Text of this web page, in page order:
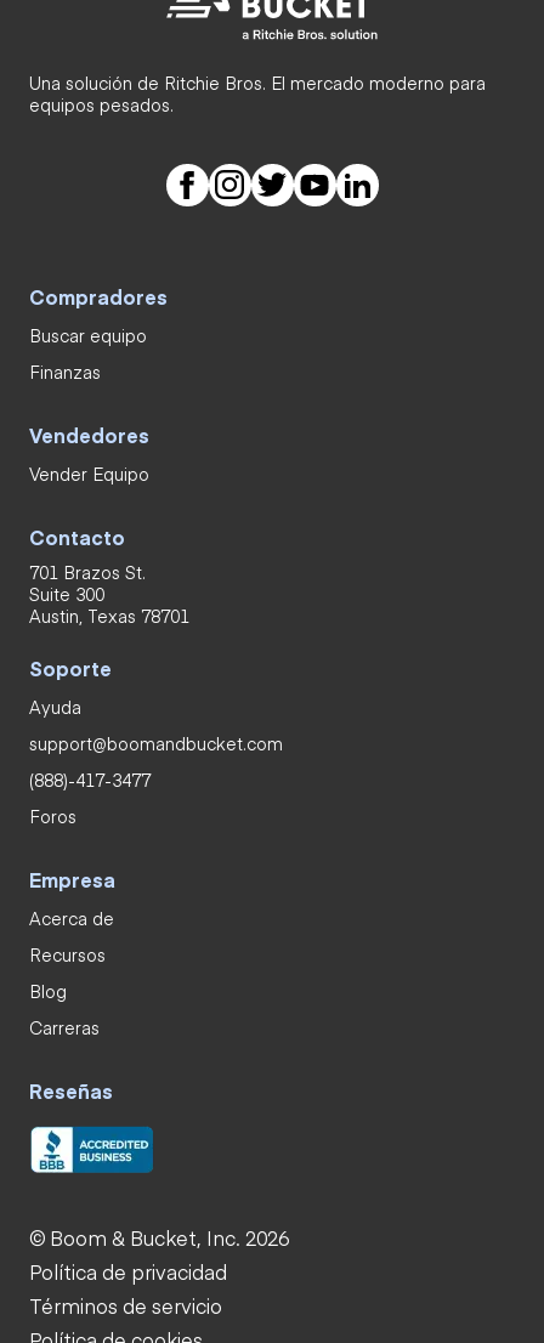
Una solución de Ritchie Bros. El mercado moderno para
equipos pesados.
Compradores
Buscar equipo
Finanzas
Vendedores
Vender Equipo
Contacto
701 Brazos St.
Suite 300
Austin, Texas 78701
Soporte
Ayuda
support@boomandbucket.com
(888)-417-3477
Foros
Empresa
Acerca de
Recursos
Blog
Carreras
Reseñas
© Boom & Bucket, Inc. 2026
Política de privacidad
Términos de servicio